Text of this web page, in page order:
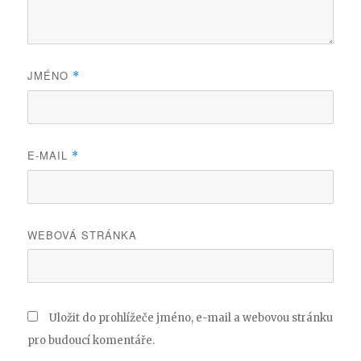
JMÉNO *
E-MAIL *
WEBOVÁ STRÁNKA
Uložit do prohlížeče jméno, e-mail a webovou stránku
pro budoucí komentáře.